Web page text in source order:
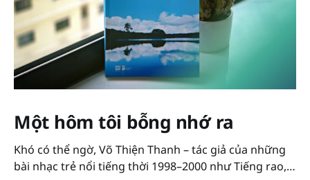
Một hôm tôi bỗng nhớ ra
Khó có thể ngờ, Võ Thiện Thanh – tác giả của những
bài nhạc trẻ nổi tiếng thời 1998–2000 như Tiếng rao,